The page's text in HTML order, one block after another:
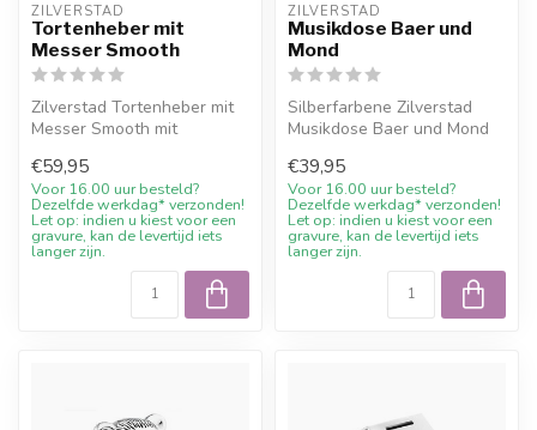
ZILVERSTAD
Tortenheber mit
Messer Smooth
Zilverstad Tortenheber mit
Messer Smooth mit
10% Willkomm...
€59,95
Voor 16.00 uur besteld?
Dezelfde werkdag* verzonden!
Let op: indien u kiest voor een
gravure, kan de levertijd iets
langer zijn.
ZILVERSTAD
Musikdose Baer und
Mond
Silberfarbene Zilverstad
Musikdose Baer und Mond
€39,95
Voor 16.00 uur besteld?
Dezelfde werkdag* verzonden!
Let op: indien u kiest voor een
gravure, kan de levertijd iets
langer zijn.